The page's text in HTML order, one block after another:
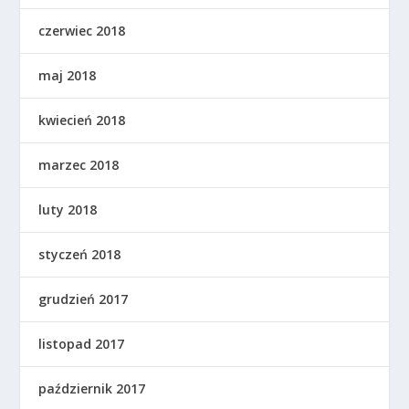
czerwiec 2018
maj 2018
kwiecień 2018
marzec 2018
luty 2018
styczeń 2018
grudzień 2017
listopad 2017
październik 2017